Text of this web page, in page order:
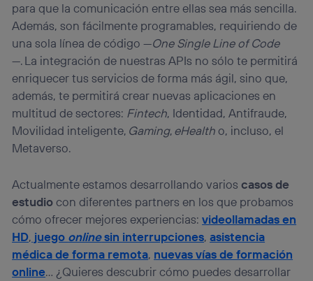
para que la comunicación entre ellas sea más sencilla.
Además, son fácilmente programables, requiriendo de
una sola línea de código —One Single Line of Code
—. La integración de nuestras APIs no sólo te permitirá
enriquecer tus servicios de forma más ágil, sino que,
además, te permitirá crear nuevas aplicaciones en
multitud de sectores: Fintech, Identidad, Antifraude,
Movilidad inteligente, Gaming,eHealtho, incluso, el
Metaverso.
Actualmente estamos desarrollando varioscasos de
estudiocon diferentes partners en los que probamos
cómo ofrecer mejores experiencias:videollamadas en
HD, juego onlinesin interrupciones,asistencia
médica de forma remota, nuevas vías de formación
online… ¿Quieres descubrir cómo puedes desarrollar